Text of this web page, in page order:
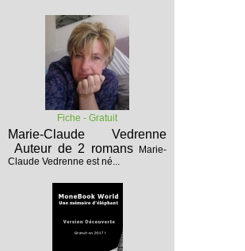
Fiche - Gratuit
Marie-Claude Vedrenne
Auteur de 2 romans
Marie-
Claude Vedrenne est né...